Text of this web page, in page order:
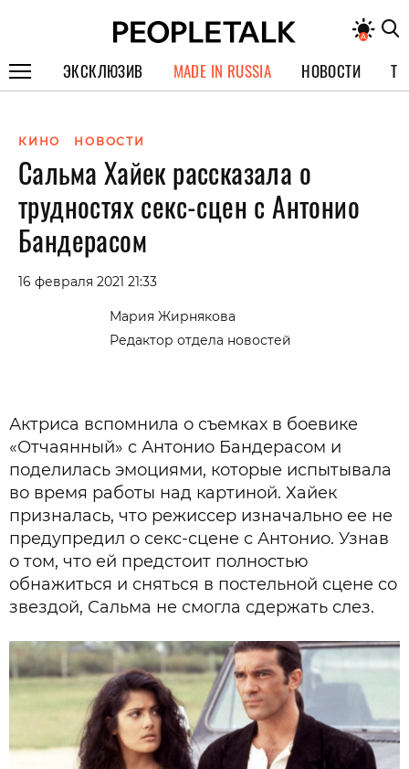
ЭКСКЛЮЗИВ
СПЕЦПРОЕКТЫ
ИНТЕРВЬЮ
ПОКОЛЕНИЕ
MADE IN RUSSIA НОВОСТИ
КИНО НОВОСТИ
Сальма Хайек рассказала о
трудностях секс-сцен с Антонио
Бандерасом
16 февраля 2021 21:33
Мария Жирнякова
Редактор отдела новостей
Актриса вспомнила о съемках в боевике
«Отчаянный» с Антонио Бандерасом и
поделилась эмоциями, которые испытывала
во время работы над картиной. Хайек
призналась, что режиссер изначально ее не
предупредил о секс-сцене с Антонио. Узнав
о том, что ей предстоит полностью
обнажиться и сняться в постельной сцене со
звездой, Сальма не смогла сдержать слез.